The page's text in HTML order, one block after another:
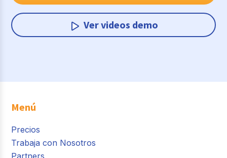
Ver videos demo
Menú
Precios
Trabaja con Nosotros
Partners